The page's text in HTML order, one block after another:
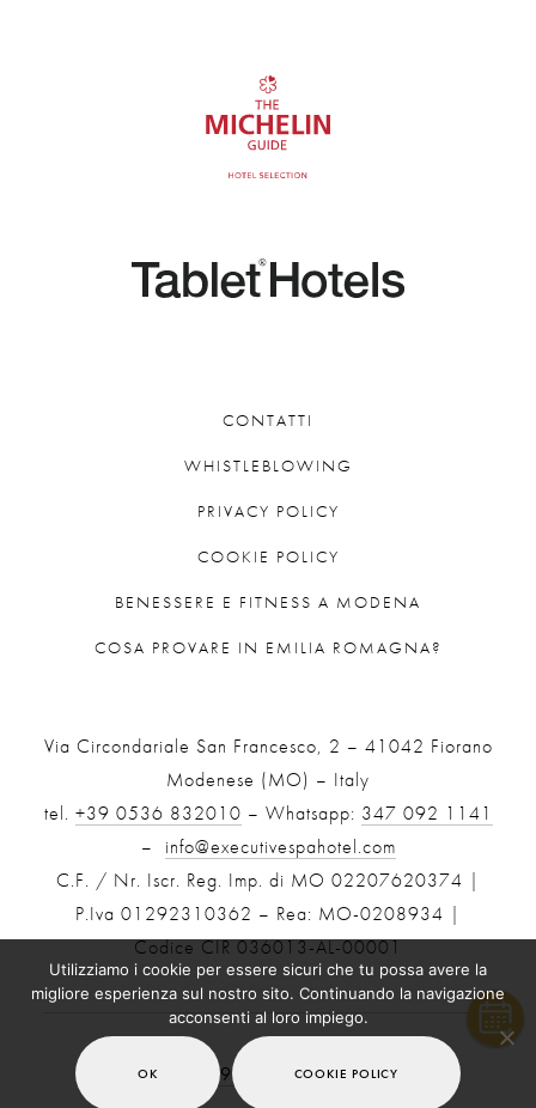
CONTATTI
WHISTLEBLOWING
PRIVACY POLICY
COOKIE POLICY
BENESSERE E FITNESS A MODENA
COSA PROVARE IN EMILIA ROMAGNA?
Via Circondariale San Francesco, 2 – 41042 Fiorano
Modenese (MO) – Italy
tel. +39 0536 832010 – Whatsapp: 347 092 1141
– info@executivespahotel.com
C.F. / Nr. Iscr. Reg. Imp. di MO 02207620374 |
P.Iva 01292310362 – Rea: MO-0208934 |
Codice CIR 036013-AL-00001
Website by TEAM99 Branding Agency Modena
Utilizziamo i cookie per essere sicuri che tu possa avere la
migliore esperienza sul nostro sito. Continuando la navigazione
acconsenti al loro impiego.
OK COOKIE POLICY